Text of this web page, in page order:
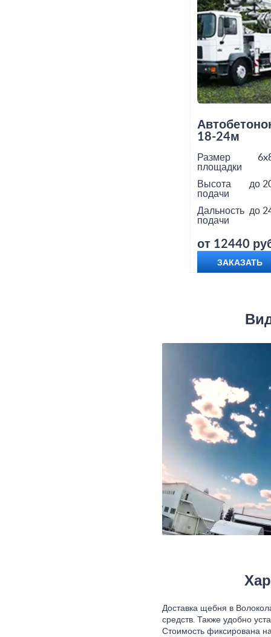
18-24м
Размер
площадки
Высота
подачи
до
Дальность
подачи
до
от 12440
ЗАКАЗАТЬ
Доставка щебня в
средств. Также удобно
Стоимость фиксирована